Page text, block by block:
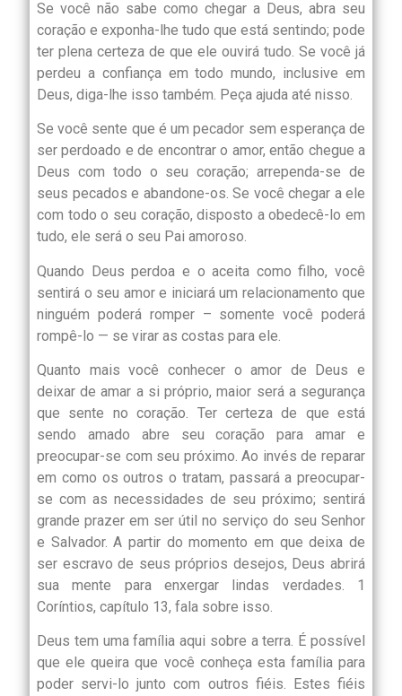
Se você não sabe como chegar a Deus, abra seu
coração e exponha-lhe tudo que está sentindo; pode
ter plena certeza de que ele ouvirá tudo. Se você já
perdeu a confiança em todo mundo, inclusive em
Deus, diga-lhe isso também. Peça ajuda até nisso.
Se você sente que é um pecador sem esperança de
ser perdoado e de encontrar o amor, então chegue a
Deus com todo o seu coração; arrependa-se de
seus pecados e abandone-os. Se você chegar a ele
com todo o seu coração, disposto a obedecê-lo em
tudo, ele será o seu Pai amoroso.
Quando Deus perdoa e o aceita como filho, você
sentirá o seu amor e iniciará um relacionamento que
ninguém poderá romper – somente você poderá
rompê-lo — se virar as costas para ele.
Quanto mais você conhecer o amor de Deus e
deixar de amar a si próprio, maior será a segurança
que sente no coração. Ter certeza de que está
sendo amado abre seu coração para amar e
preocupar-se com seu próximo. Ao invés de reparar
em como os outros o tratam, passará a preocupar-
se com as necessidades de seu próximo; sentirá
grande prazer em ser útil no serviço do seu Senhor
e Salvador. A partir do momento em que deixa de
ser escravo de seus próprios desejos, Deus abrirá
sua mente para enxergar lindas verdades. 1
Coríntios, capítulo 13, fala sobre isso.
Deus tem uma família aqui sobre a terra. É possível
que ele queira que você conheça esta família para
poder servi-lo junto com outros fiéis. Estes fiéis